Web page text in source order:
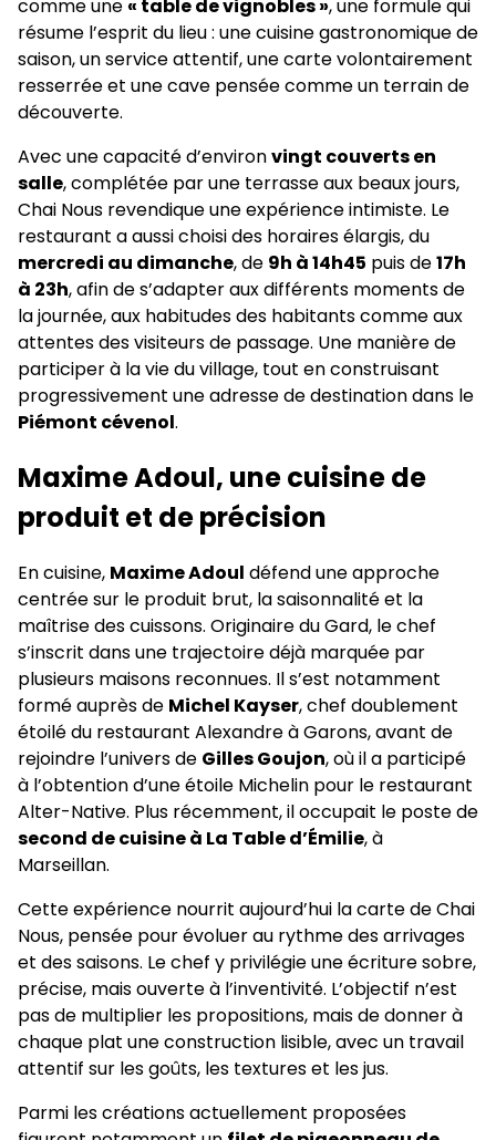
comme une « table de vignobles », une formule qui
résume l’esprit du lieu : une cuisine gastronomique de
saison, un service attentif, une carte volontairement
resserrée et une cave pensée comme un terrain de
découverte.
Avec une capacité d’environvingt couverts en
salle, complétée par une terrasse aux beaux jours,
Chai Nous revendique une expérience intimiste. Le
restaurant a aussi choisi des horaires élargis, du
mercredi au dimanche, de 9h à 14h45 puis de17h
à 23h, afin de s’adapter aux différents moments de
la journée, aux habitudes des habitants comme aux
attentes des visiteurs de passage. Une manière de
participer à la vie du village, tout en construisant
progressivement une adresse de destination dans le
Piémont cévenol.
Maxime Adoul, une cuisine de
produit et de précision
En cuisine, Maxime Adoul défend une approche
centrée sur le produit brut, la saisonnalité et la
maîtrise des cuissons. Originaire du Gard, le chef
s’inscrit dans une trajectoire déjà marquée par
plusieurs maisons reconnues. Il s’est notamment
formé auprès de Michel Kayser, chef doublement
étoilé du restaurant Alexandre à Garons, avant de
rejoindre l’univers de Gilles Goujon, où il a participé
à l’obtention d’une étoile Michelin pour le restaurant
Alter-Native. Plus récemment, il occupait le poste de
second de cuisine à La Table d’Émilie, à
Marseillan.
Cette expérience nourrit aujourd’hui la carte de Chai
Nous, pensée pour évoluer au rythme des arrivages
et des saisons. Le chef y privilégie une écriture sobre,
précise, mais ouverte à l’inventivité. L’objectif n’est
pas de multiplier les propositions, mais de donner à
chaque plat une construction lisible, avec un travail
attentif sur les goûts, les textures et les jus.
Parmi les créations actuellement proposées